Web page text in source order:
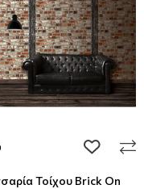
add to
Τοίχου Brick On